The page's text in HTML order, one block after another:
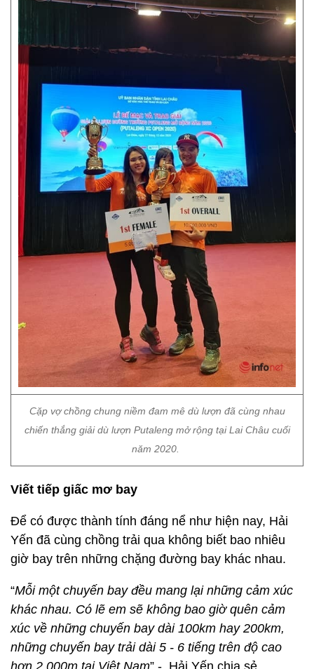
Cặp vợ chồng chung niềm đam mê dù lượn đã cùng nhau
chiến thắng giải dù lượn Putaleng mở rộng tại Lai Châu cuối
năm 2020.
Viết tiếp giấc mơ bay
Để có được thành tính đáng nể như hiện nay, Hải
Yến đã cùng chồng trải qua không biết bao nhiêu
giờ bay trên những chặng đường bay khác nhau.
“Mỗi một chuyến bay đều mang lại những cảm xúc
khác nhau. Có lẽ em sẽ không bao giờ quên cảm
xúc về những chuyến bay dài 100km hay 200km,
những chuyến bay trải dài 5 - 6 tiếng trên độ cao
hơn 2.000m tại Việt Nam” - Hải Yến chia sẻ.